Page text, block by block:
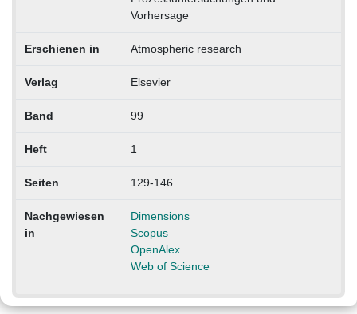
Vorhersage
Erschienen in Atmospheric research
Verlag Elsevier
Band 99
Heft 1
Seiten 129-146
Nachgewiesen
in
Dimensions
Scopus
OpenAlex
Web of Science